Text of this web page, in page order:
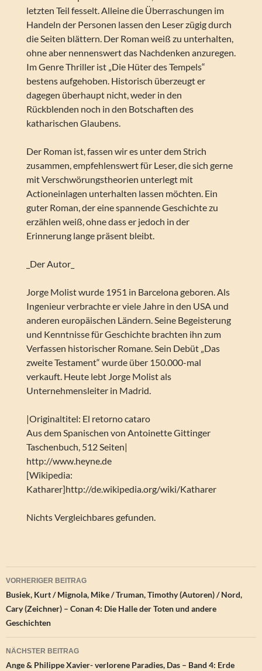
letzten Teil fesselt. Alleine die Überraschungen im
Handeln der Personen lassen den Leser zügig durch
die Seiten blättern. Der Roman weiß zu unterhalten,
ohne aber nennenswert das Nachdenken anzuregen.
Im Genre Thriller ist „Die Hüter des Tempels“
bestens aufgehoben. Historisch überzeugt er
dagegen überhaupt nicht, weder in den
Rückblenden noch in den Botschaften des
katharischen Glaubens.
Der Roman ist, fassen wir es unter dem Strich
zusammen, empfehlenswert für Leser, die sich gerne
mit Verschwörungstheorien unterlegt mit
Actioneinlagen unterhalten lassen möchten. Ein
guter Roman, der eine spannende Geschichte zu
erzählen weiß, ohne dass er jedoch in der
Erinnerung lange präsent bleibt.
_Der Autor_
Jorge Molist wurde 1951 in Barcelona geboren. Als
Ingenieur verbrachte er viele Jahre in den USA und
anderen europäischen Ländern. Seine Begeisterung
und Kenntnisse für Geschichte brachten ihn zum
Verfassen historischer Romane. Sein Debüt „Das
zweite Testament“ wurde über 150.000-mal
verkauft. Heute lebt Jorge Molist als
Unternehmensleiter in Madrid.
|Originaltitel: El retorno cataro
Aus dem Spanischen von Antoinette Gittinger
Taschenbuch, 512 Seiten|
http://www.heyne.de
[Wikipedia:
Katharer]http://de.wikipedia.org/wiki/Katharer
Nichts Vergleichbares gefunden.
Beitragsnavigation
VORHERIGER BEITRAG
Busiek, Kurt / Mignola, Mike / Truman, Timothy (Autoren) / Nord,
Cary (Zeichner) – Conan 4: Die Halle der Toten und andere
Geschichten
NÄCHSTER BEITRAG
Ange & Philippe Xavier- verlorene Paradies, Das – Band 4: Erde